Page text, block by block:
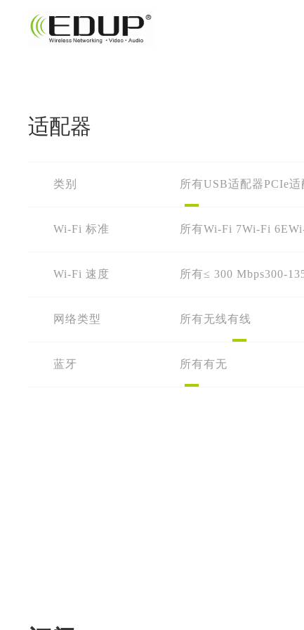
适配器
类别 所有USB适配器PCIe
Wi-Fi 标准 所有Wi-Fi 7Wi-Fi 6E
Wi-Fi 速度 所有≤ 300 Mbps300-
网络类型 所有无线有线
蓝牙 所有有无